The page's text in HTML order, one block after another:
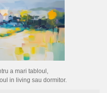
a mari tabloul,
in living sau dormitor.